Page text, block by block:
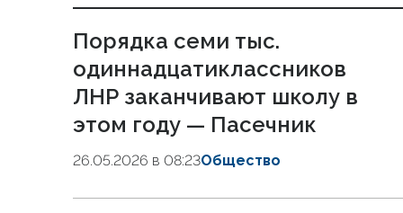
Порядка семи тыс.
одиннадцатиклассников
ЛНР заканчивают школу в
этом году — Пасечник
26.05.2026 в 08:23Общество